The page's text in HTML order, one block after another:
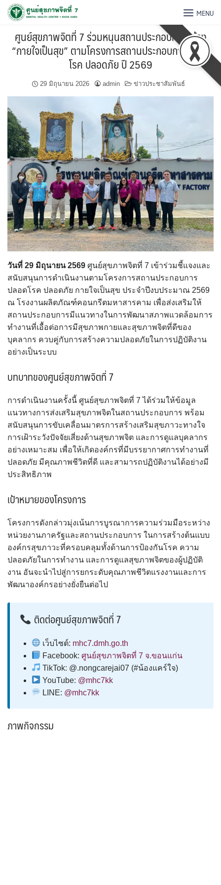
MENU
ศูนย์สุขภาพจิตที่ 7 ร่วมหนุนสถานประกอบการสร้าง
“กายใจเป็นสุข” ตามโครงการสถานประกอบการปลอด
โรค ปลอดภัย ปี 2569
29 มิถุนายน 2026 admin ข่าวประชาสัมพันธ์
วันที่ 29 มิถุนายน 2569 ศูนย์สุขภาพจิตที่ 7 เข้าร่วมชี้แจงและ
สนับสนุนการดำเนินงานตามโครงการสถานประกอบการ
ปลอดโรค ปลอดภัย กายใจเป็นสุข ประจำปีงบประมาณ 2569
ณ โรงงานผลิตภัณฑ์คอนกรีตมหาสารคาม เพื่อส่งเสริมให้
สถานประกอบการมีแนวทางในการพัฒนาสภาพแวดล้อมการ
ทำงานที่เอื้อต่อการมีสุขภาพกายและสุขภาพจิตที่ดีของ
บุคลากร ควบคู่กับการสร้างความปลอดภัยในการปฏิบัติงาน
อย่างเป็นระบบ
บทบาทของศูนย์สุขภาพจิตที่ 7
การดำเนินงานครั้งนี้ ศูนย์สุขภาพจิตที่ 7 ได้ร่วมให้ข้อมูล
แนวทางการส่งเสริมสุขภาพจิตในสถานประกอบการ พร้อม
สนับสนุนการขับเคลื่อนมาตรการสร้างเสริมสุขภาวะทางใจ
การเฝ้าระวังปัจจัยเสี่ยงด้านสุขภาพจิต และการดูแลบุคลากร
อย่างเหมาะสม เพื่อให้เกิดองค์กรที่มีบรรยากาศการทำงานที่
ปลอดภัย มีคุณภาพชีวิตที่ดี และสามารถปฏิบัติงานได้อย่างมี
ประสิทธิภาพ
เป้าหมายของโครงการ
โครงการดังกล่าวมุ่งเน้นการบูรณาการความร่วมมือระหว่าง
หน่วยงานภาครัฐและสถานประกอบการ ในการสร้างต้นแบบ
องค์กรสุขภาวะที่ครอบคลุมทั้งด้านการป้องกันโรค ความ
ปลอดภัยในการทำงาน และการดูแลสุขภาพจิตของผู้ปฏิบัติ
งาน อันจะนำไปสู่การยกระดับคุณภาพชีวิตแรงงานและการ
พัฒนาองค์กรอย่างยั่งยืนต่อไป
ติดต่อศูนย์สุขภาพจิตที่ 7
เว็บไซต์: mhc7.dmh.go.th
Facebook:ศูนย์สุขภาพจิตที่ 7 จ.ขอนแก่น
TikTok: @.nongcarejai07 (#น้องแคร์ใจ)
YouTube: @mhc7kk
LINE: @mhc7kk
ภาพกิจกรรม